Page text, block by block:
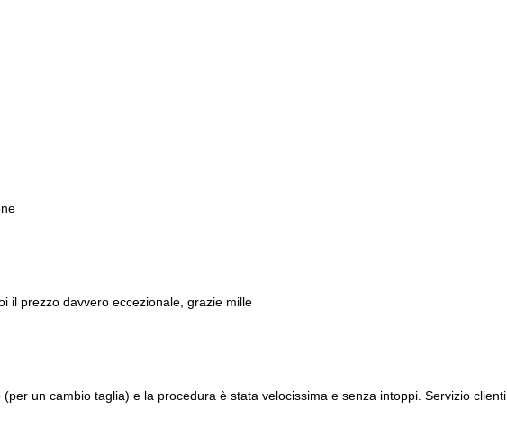
il prezzo davvero eccezionale, grazie mille
un cambio taglia) e la procedura è stata velocissima e senza intoppi. Servizio